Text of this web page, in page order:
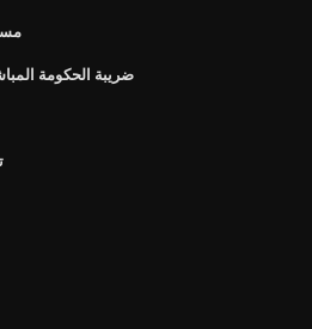
ضريبة الحكومة